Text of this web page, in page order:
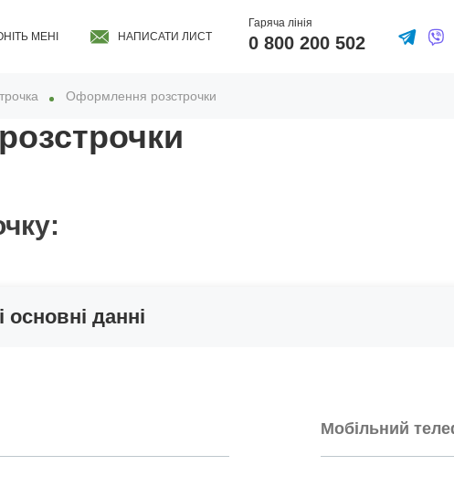
МЕНІ НАПИСАТИ ЛИСТ
Гаряча лінія
0 800 200 502
Оформлення розстрочки
основні данні